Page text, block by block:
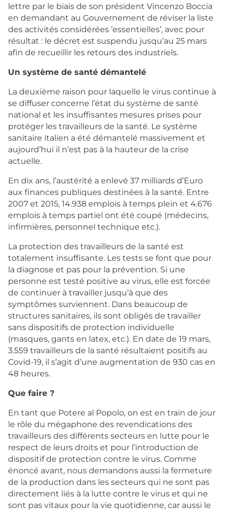
lettre par le biais de son président Vincenzo Boccia
en demandant au Gouvernement de réviser la liste
des activités considérées ‘essentielles’, avec pour
résultat : le décret est suspendu jusqu’au 25 mars
afin de recueillir les retours des industriels.
Un système de santé démantelé
La deuxième raison pour laquelle le virus continue à
se diffuser concerne l’état du système de santé
national et les insuffisantes mesures prises pour
protéger les travailleurs de la santé. Le système
sanitaire italien a été démantelé massivement et
aujourd’hui il n’est pas à la hauteur de la crise
actuelle.
En dix ans, l’austérité a enlevé 37 milliards d’Euro
aux finances publiques destinées à la santé. Entre
2007 et 2015, 14.938 emplois à temps plein et 4.676
emplois à temps partiel ont été coupé (médecins,
infirmières, personnel technique etc.).
La protection des travailleurs de la santé est
totalement insuffisante. Les tests se font que pour
la diagnose et pas pour la prévention. Si une
personne est testé positive au virus, elle est forcée
de continuer à travailler jusqu’à que des
symptômes surviennent. Dans beaucoup de
structures sanitaires, ils sont obligés de travailler
sans dispositifs de protection individuelle
(masques, gants en latex, etc.). En date de 19 mars,
3.559 travailleurs de la santé résultaient positifs au
Covid-19, il s’agit d’une augmentation de 930 cas en
48 heures.
Que faire ?
En tant que Potere al Popolo, on est en train de jour
le rôle du mégaphone des revendications des
travailleurs des différents secteurs en lutte pour le
respect de leurs droits et pour l’introduction de
dispositif de protection contre le virus. Comme
énoncé avant, nous demandons aussi la fermeture
de la production dans les secteurs qui ne sont pas
directement liés à la lutte contre le virus et qui ne
sont pas vitaux pour la vie quotidienne, car aussi le